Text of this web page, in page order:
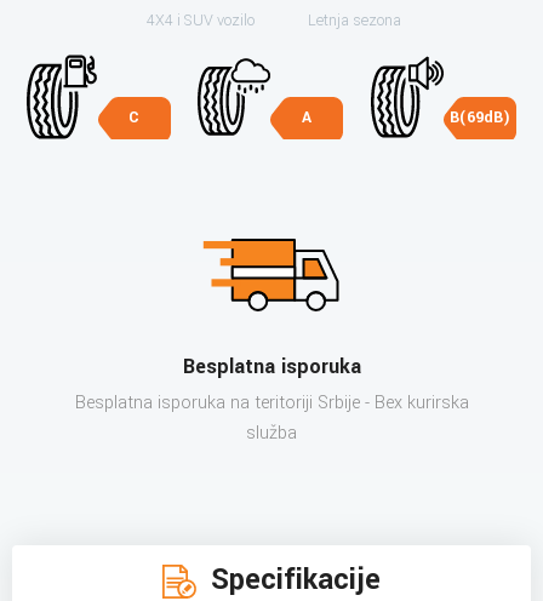
4X4 i SUV vozilo Letnja sezona
C A B(69dB)
Besplatna isporuka
Besplatna isporuka na teritoriji Srbije - Bex kurirska
služba
Specifikacije